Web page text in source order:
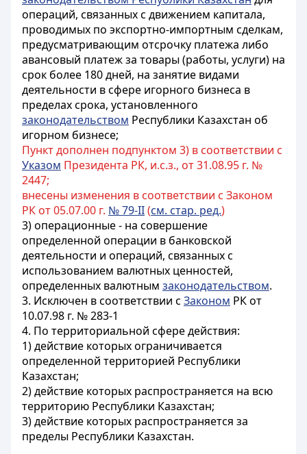
операций, связанных с движением капитала,
проводимых по экспортно-импортным сделкам,
предусматривающим отсрочку платежа либо
авансовый платеж за товары (работы, услуги) на
срок более 180 дней, на занятие видами
деятельности в сфере игорного бизнеса в
пределах срока, установленного
законодательством Республики Казахстан об
игорном бизнесе;
Пункт дополнен подпунктом 3) в соответствии с
Указом Президента РК, и.с.з., от 31.08.95 г. №
2447;
внесены изменения в соответствии с Законом
РК от 05.07.00 г. № 79-II(см. стар. ред.)
3) операционные - на совершение
определенной операции в банковской
деятельности и операций, связанных с
использованием валютных ценностей,
определенных валютным законодательством.
3. Исключен в соответствии с Законом РК от
10.07.98 г. № 283-1
4. По территориальной сфере действия:
1) действие которых ограничивается
определенной территорией Республики
Казахстан;
2) действие которых распространяется на всю
территорию Республики Казахстан;
3) действие которых распространяется за
пределы Республики Казахстан.